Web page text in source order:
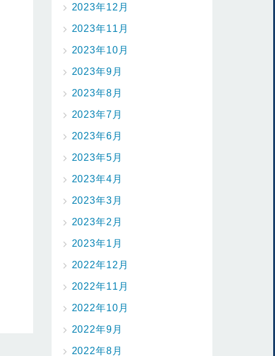
2023年12月
2023年11月
2023年10月
2023年9月
2023年8月
2023年7月
2023年6月
2023年5月
2023年4月
2023年3月
2023年2月
2023年1月
2022年12月
2022年11月
2022年10月
2022年9月
2022年8月